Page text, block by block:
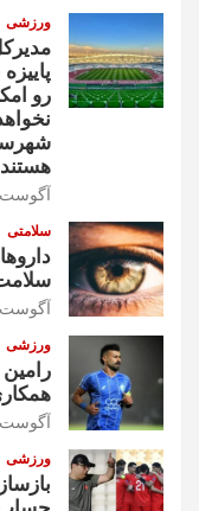
ورزشی
رو
هستند
آگوست 6, 2026
سلامتی
آگوست 6, 2026
ورزشی
رامین
آگوست 6, 2026
ورزشی